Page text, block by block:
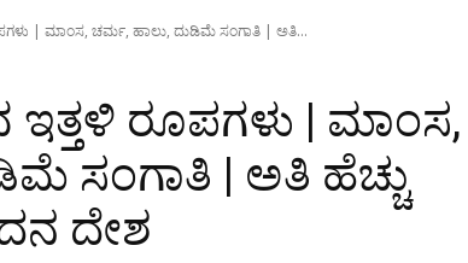
| ಮಾಂಸ, ಚರ್ಮ, ಹಾಲು, ದುಡಿಮೆ ಸಂಗಾತಿ | ಅತಿ...
ಇತ್ತಳಿ ರೂಪಗಳು | ಮಾಂಸ,
ಸಂಗಾತಿ | ಅತಿ ಹೆಚ್ಚು
ದೇಶ